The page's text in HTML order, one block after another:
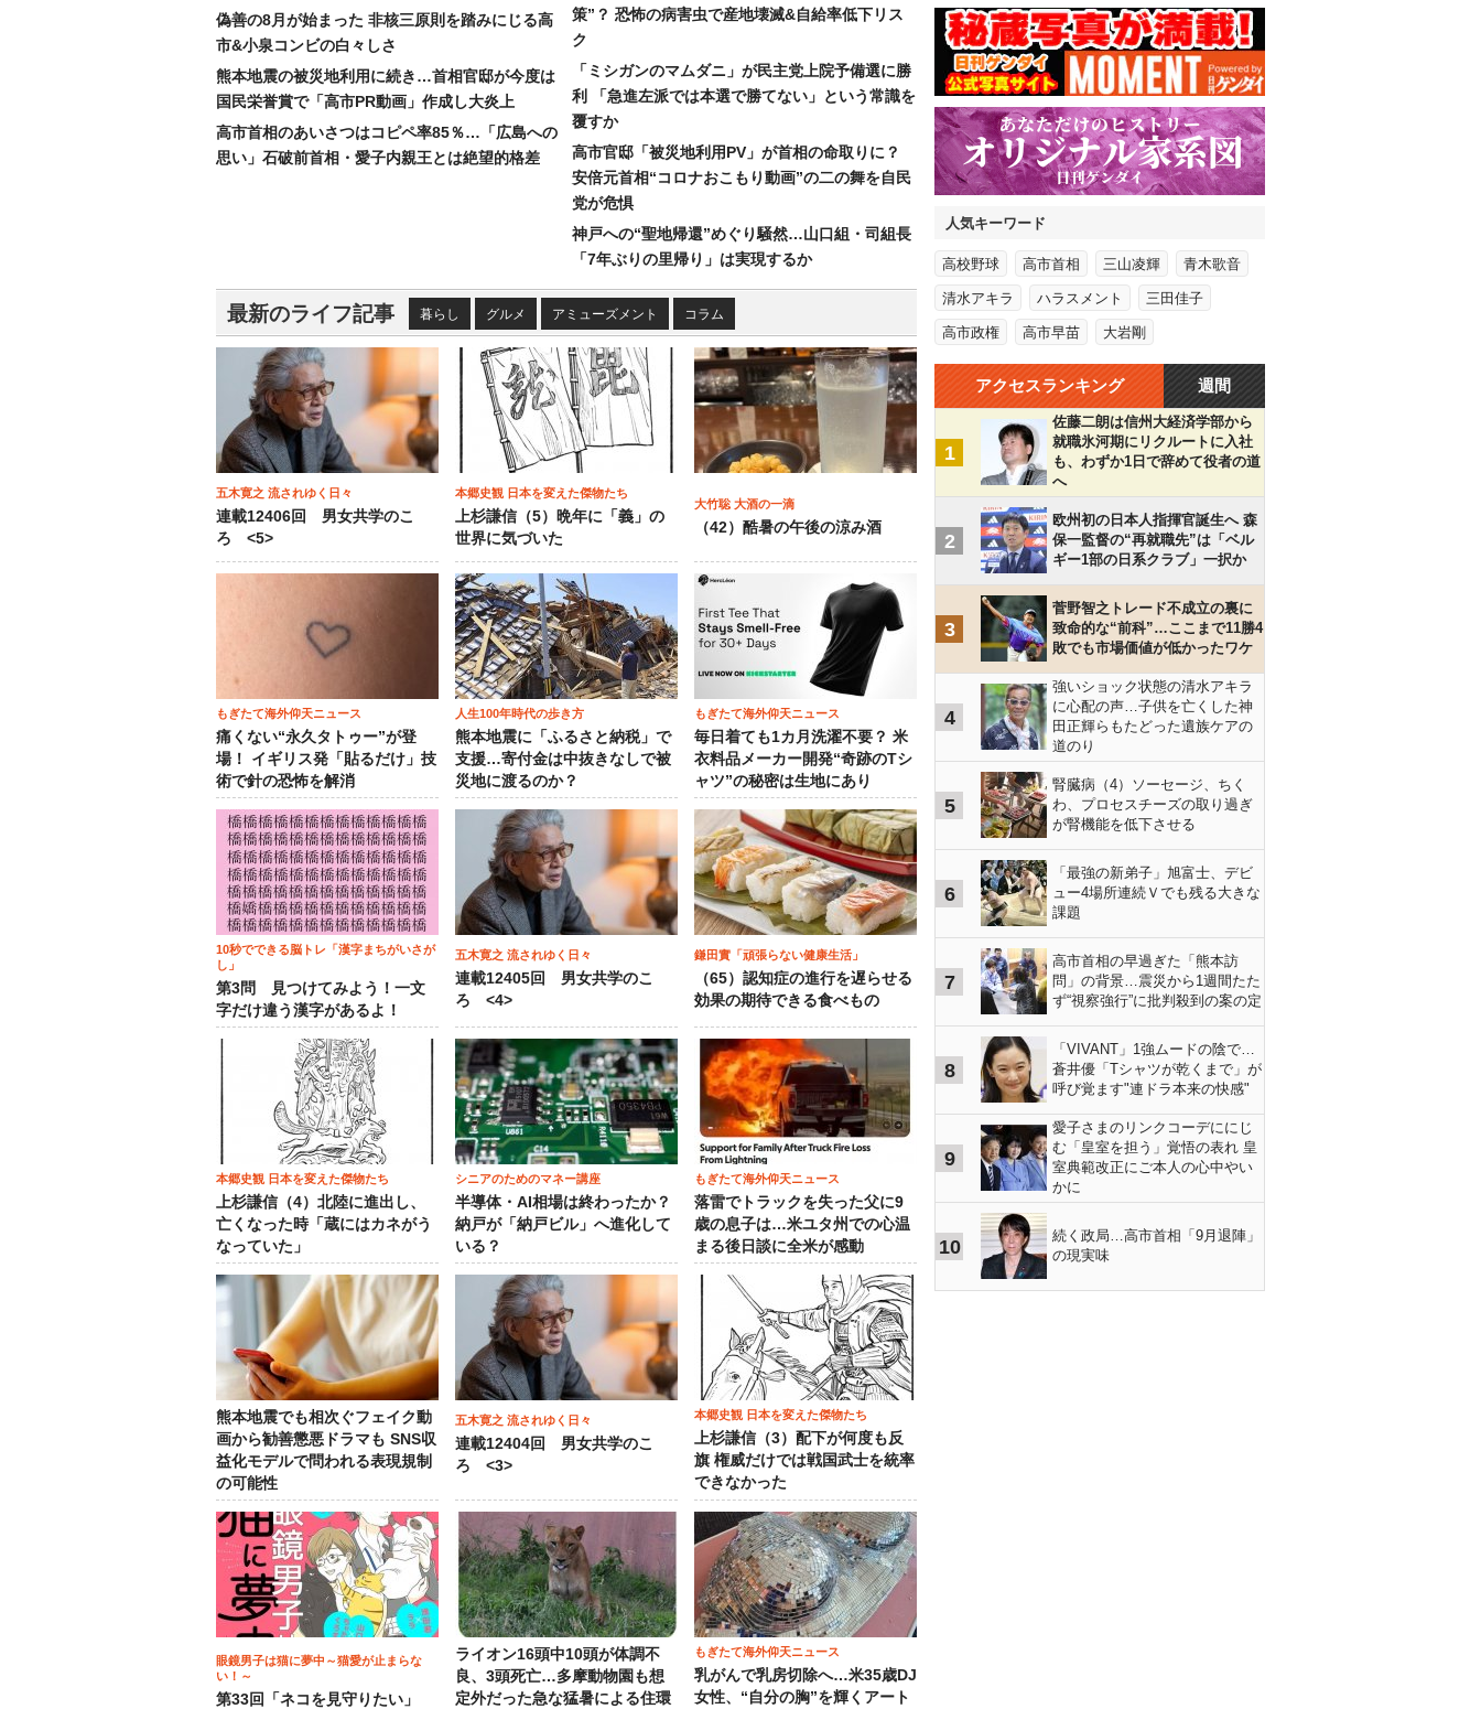
偽善の8月が始まった 非核三原則を踏みにじる高
市&小泉コンビの白々しさ
熊本地震の被災地利用に続き…首相官邸が今度は
国民栄誉賞で「高市PR動画」作成し大炎上
高市首相のあいさつはコピペ率85％…「広島への
思い」石破前首相・愛子内親王とは絶望的格差
策”？ 恐怖の病害虫で産地壊滅&自給率低下リス
ク
「ミシガンのマムダニ」が民主党上院予備選に勝
利 「急進左派では本選で勝てない」という常識を
覆すか
高市官邸「被災地利用PV」が首相の命取りに？
安倍元首相“コロナおこもり動画”の二の舞を自民
党が危惧
神戸への“聖地帰還”めぐり騒然…山口組・司組長
「7年ぶりの里帰り」は実現するか
最新のライフ記事 暮らし グルメ アミューズメント コラム
五木寛之 流されゆく日々
連載12406回 男女共学のこ
ろ <5>
本郷史観 日本を変えた傑物たち
上杉謙信（5）晩年に「義」の
世界に気づいた
大竹聡 大酒の一滴
（42）酷暑の午後の涼み酒
もぎたて海外仰天ニュース
痛くない“永久タトゥー”が登
場！ イギリス発「貼るだけ」技
術で針の恐怖を解消
人生100年時代の歩き方
熊本地震に「ふるさと納税」で
支援…寄付金は中抜きなしで被
災地に渡るのか？
もぎたて海外仰天ニュース
毎日着ても1カ月洗濯不要？ 米
衣料品メーカー開発“奇跡のTシ
ャツ”の秘密は生地にあり
10秒でできる脳トレ「漢字まちがいさが
し」
第3問 見つけてみよう！一文
字だけ違う漢字があるよ！
五木寛之 流されゆく日々
連載12405回 男女共学のこ
ろ <4>
鎌田實「頑張らない健康生活」
（65）認知症の進行を遅らせる
効果の期待できる食べもの
本郷史観 日本を変えた傑物たち
上杉謙信（4）北陸に進出し、
亡くなった時「蔵にはカネがう
なっていた」
シニアのためのマネー講座
半導体・AI相場は終わったか？
納戸が「納戸ビル」へ進化して
いる？
もぎたて海外仰天ニュース
落雷でトラックを失った父に9
歳の息子は…米ユタ州での心温
まる後日談に全米が感動
熊本地震でも相次ぐフェイク動
画から勧善懲悪ドラマも SNS収
益化モデルで問われる表現規制
の可能性
五木寛之 流されゆく日々
連載12404回 男女共学のこ
ろ <3>
本郷史観 日本を変えた傑物たち
上杉謙信（3）配下が何度も反
旗 権威だけでは戦国武士を統率
できなかった
眼鏡男子は猫に夢中～猫愛が止まらな
い！～
第33回「ネコを見守りたい」
ライオン16頭中10頭が体調不
良、3頭死亡…多摩動物園も想
定外だった急な猛暑による住環
もぎたて海外仰天ニュース
乳がんで乳房切除へ…米35歳DJ
女性、“自分の胸”を輝くアート
人気キーワード
高校野球 高市首相 三山凌輝 青木歌音
清水アキラ ハラスメント 三田佳子
高市政権 高市早苗 大岩剛
アクセスランキング 週間
1
佐藤二朗は信州大経済学部から
就職氷河期にリクルートに入社
も、わずか1日で辞めて役者の道
へ
2
欧州初の日本人指揮官誕生へ 森
保一監督の“再就職先”は「ベル
ギー1部の日系クラブ」一択か
3
菅野智之トレード不成立の裏に
致命的な“前科”…ここまで11勝4
敗でも市場価値が低かったワケ
4
強いショック状態の清水アキラ
に心配の声…子供を亡くした神
田正輝らもたどった遺族ケアの
道のり
5
腎臓病（4）ソーセージ、ちく
わ、プロセスチーズの取り過ぎ
が腎機能を低下させる
6
「最強の新弟子」旭富士、デビ
ュー4場所連続Ｖでも残る大きな
課題
7
高市首相の早過ぎた「熊本訪
問」の背景…震災から1週間たた
ず“視察強行”に批判殺到の案の定
8
「VIVANT」1強ムードの陰で…
蒼井優「Tシャツが乾くまで」が
呼び覚ます"連ドラ本来の快感"
9
愛子さまのリンクコーデににじ
む「皇室を担う」覚悟の表れ 皇
室典範改正にご本人の心中やい
かに
10
続く政局…高市首相「9月退陣」
の現実味